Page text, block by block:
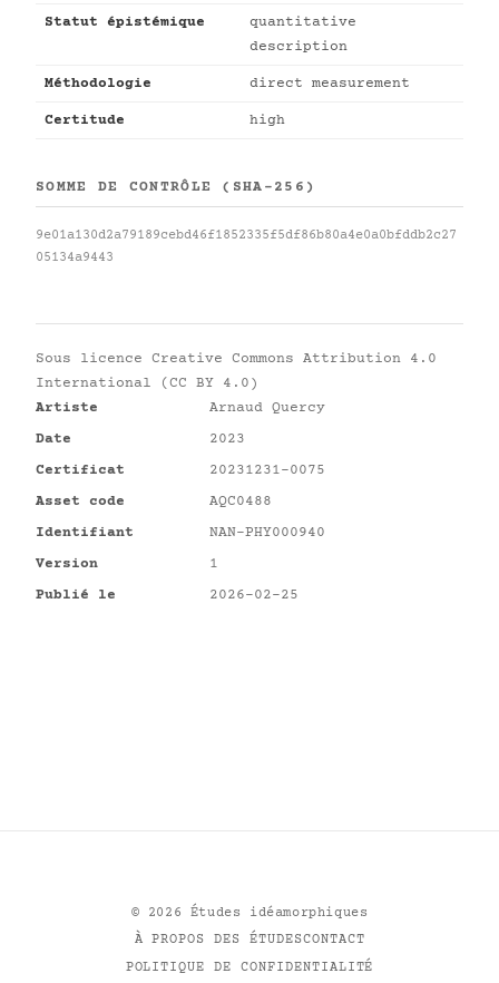
Statut épistémique
quantitative
description
Méthodologie direct measurement
Certitude high
SOMME DE CONTRÔLE (SHA-256)
9e01a130d2a79189cebd46f1852335f5df86b80a4e0a0bfddb2c27
05134a9443
Sous licence Creative Commons Attribution 4.0
International (CC BY 4.0)
Artiste
Arnaud Quercy
Date
2023
Certificat
20231231-0075
Asset code
AQC0488
Identifiant
NAN-PHY000940
Version
1
Publié le
2026-02-25
© 2026 Études idéamorphiques
À PROPOS DES ÉTUDESCONTACT
POLITIQUE DE CONFIDENTIALITÉ